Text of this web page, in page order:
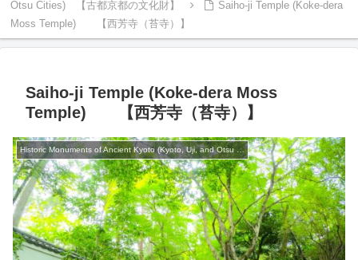
Otsu Cities) 【古都京都の文化財】
Saiho-ji Temple (Koke-dera
Moss Temple) 【西芳寺（苔寺）】
Saiho-ji Temple (Koke-dera Moss
Temple) 【西芳寺（苔寺）】
Historic Monuments of Ancient Kyoto (Kyoto, Uji, and Otsu Cities) 【古都京都の文化財】